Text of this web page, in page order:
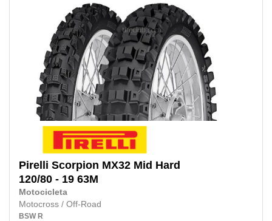
Pirelli Scorpion MX32 Mid Hard
120/80 - 19 63M
Motocicleta
Motocross / Off-Road
BSW R